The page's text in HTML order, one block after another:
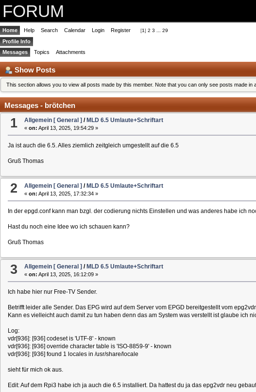
FORUM
Home Help Search Calendar Login Register [1] 2 3 29
Profile Info
Messages
Topics Attachments
Show Posts
This section allows you to view all posts made by this member. Note that you can only see posts made in
Messages - brötchen
1 Allgemein [ General ] / MLD 6.5 Umlaute+Schriftart
«on: April 13, 2025, 19:54:29 »
Ja ist auch die 6.5. Alles ziemlich zeitgleich umgestellt auf die 6.5
Gruß Thomas
2 Allgemein [ General ] /MLD 6.5 Umlaute+Schriftart
«on: April 13, 2025, 17:32:34 »
In der epgd.conf kann man bzgl. der codierung nichts Einstellen und was anderes habe ich
Hast du noch eine Idee wo ich schauen kann?
Gruß Thomas
3 Allgemein [ General ] / MLD 6.5 Umlaute+Schriftart
«on: April 13, 2025, 16:12:09 »
Ich habe hier nur Free-TV Sender.
Betrifft leider alle Sender. Das EPG wird auf dem Server vom EPGD bereitgestellt vom
Kann es vielleicht auch damit zu tun haben denn das am System was verstellt ist glaube
Log:
vdr[936]: [936] codeset is 'UTF-8' - known
vdr[936]: [936] override character table is 'ISO-8859-9' - known
vdr[936]: [936] found 1 locales in /usr/share/locale
sieht für mich ok aus.
Edit: Auf dem Rpi3 habe ich ja auch die 6.5 installiert. Da hattest du ja das epg2vdr neu